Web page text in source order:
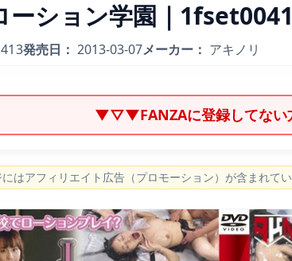
ーション学園｜
発売日： 2013-03-07メーカー： アキノリ
▼▽▼FANZAに登録してな
はアフィリエイト広告（プロモーション）が含まれてい